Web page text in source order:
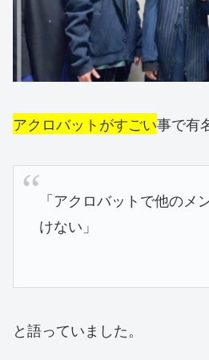
アクロバットがすごい事で有
「アクロバットで他のメ
けない」
と語っていました。